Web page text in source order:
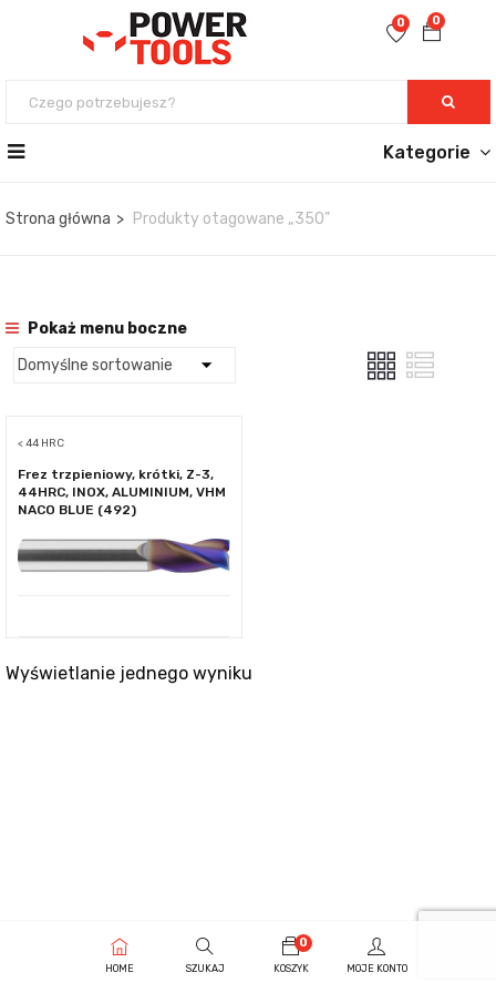
0
0
Kategorie
Strona główna Produkty otagowane „350”
Pokaż menu boczne
< 44 HRC
Frez trzpieniowy, krótki, Z-3,
44HRC, INOX, ALUMINIUM, VHM
NACO BLUE (492)
Wyświetlanie jednego wyniku
HOME SZUKAJ
0
KOSZYK MOJE KONTO